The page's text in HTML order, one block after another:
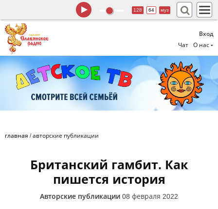
Вход
Чат
О нас
128 64 муз
главная /авторские публикации
Британский гамбит. Как
пишется история
Авторские публикации 08 февраля 2022